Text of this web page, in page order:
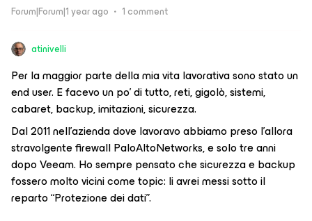
Forum|Forum|1 year ago 1 comment
atinivelli
Per la maggior parte della mia vita lavorativa sono stato un
end user. E facevo un po’ di tutto, reti, gigolò, sistemi,
cabaret, backup, imitazioni, sicurezza.
Dal 2011 nell’azienda dove lavoravo abbiamo preso l’allora
stravolgente firewall PaloAltoNetworks, e solo tre anni
dopo Veeam. Ho sempre pensato che sicurezza e backup
fossero molto vicini come topic: li avrei messi sotto il
reparto “Protezione dei dati”.